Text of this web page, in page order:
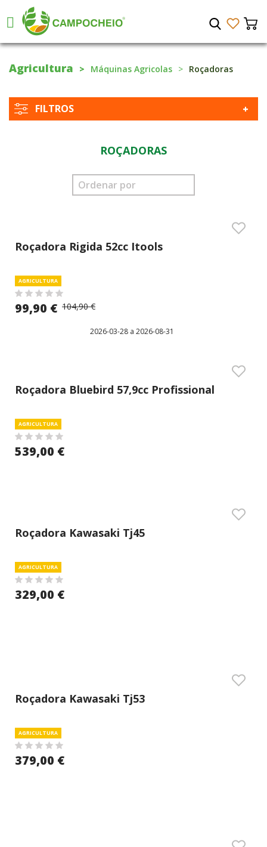
Agricultura Máquinas Agricolas Roçadoras
FILTROS
ROÇADORAS
Roçadora Rigida 52cc Itools
AGRICULTURA
99,90 € 104,90 €
2026-03-28 a 2026-08-31
Roçadora Bluebird 57,9cc Profissional
AGRICULTURA
539,00 €
Roçadora Kawasaki Tj45
AGRICULTURA
329,00 €
Roçadora Kawasaki Tj53
AGRICULTURA
379,00 €